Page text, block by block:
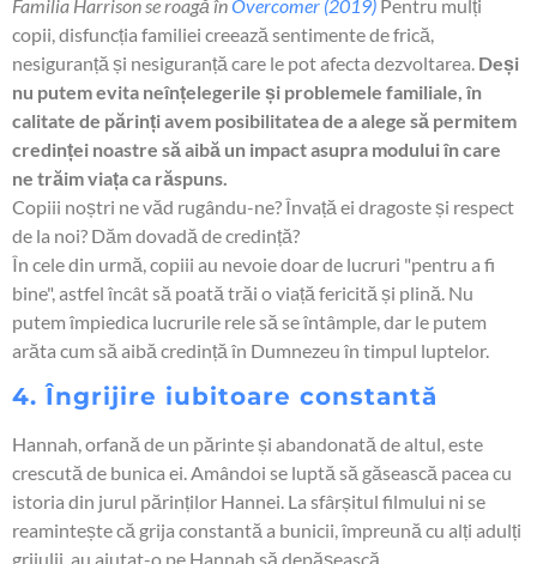
Familia Harrison se roagă înOvercomer (2019) Pentru mulți
copii, disfuncția familiei creează sentimente de frică,
nesiguranță și nesiguranță care le pot afecta dezvoltarea. Deși
nu putem evita neînțelegerile și problemele familiale, în
calitate de părinți avem posibilitatea de a alege să permitem
credinței noastre să aibă un impact asupra modului în care
ne trăim viața ca răspuns.
Copiii noștri ne văd rugându-ne? Învață ei dragoste și respect
de la noi? Dăm dovadă de credință?
În cele din urmă, copiii au nevoie doar de lucruri "pentru a fi
bine", astfel încât să poată trăi o viață fericită și plină. Nu
putem împiedica lucrurile rele să se întâmple, dar le putem
arăta cum să aibă credință în Dumnezeu în timpul luptelor.
4. Îngrijire iubitoare constantă
Hannah, orfană de un părinte și abandonată de altul, este
crescută de bunica ei. Amândoi se luptă să găsească pacea cu
istoria din jurul părinților Hannei. La sfârșitul filmului ni se
reamintește că grija constantă a bunicii, împreună cu alți adulți
grijulii, au ajutat-o pe Hannah să depășească.